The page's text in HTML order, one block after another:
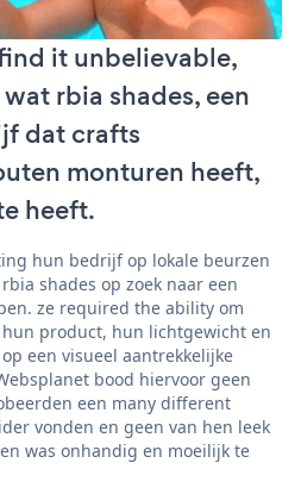
it unbelievable,
rbia shades, een
dat crafts
monturen heeft,
heeft.
hun bedrijf op lokale beurzen
shades op zoek naar een
ze required the ability om
product, hun lichtgewicht en
een visueel aantrekkelijke
bood hiervoor geen
een many different
vonden en geen van hen leek
was onhandig en moeilijk te